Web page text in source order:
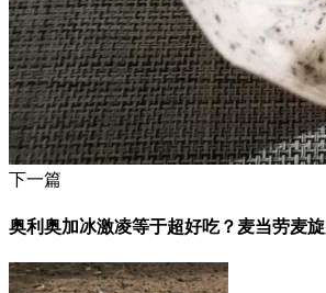
下一篇
奥利奥加冰激凌等于超好吃？麦当劳麦